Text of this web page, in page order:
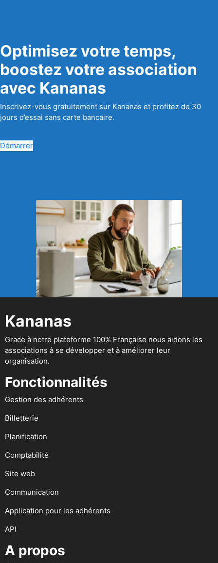
Optimisez votre temps,
boostez votre association
avec Kananas
Inscrivez-vous gratuitement sur Kananas et profitez de 30
jours d’essai sans carte bancaire.
Démarrer
Kananas
Grace à notre plateforme 100% Française nous aidons les
associations à se développer et à améliorer leur
organisation.
Fonctionnalités
Gestion des adhérents
Billetterie
Planification
Comptabilité
Site web
Communication
Application pour les adhérents
API
A propos